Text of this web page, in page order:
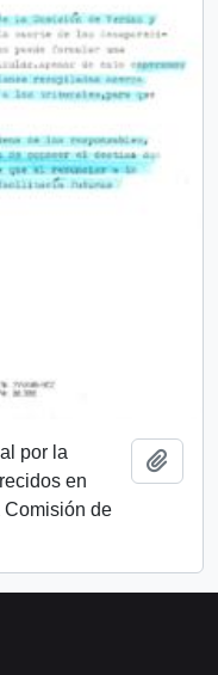
por la
en
de